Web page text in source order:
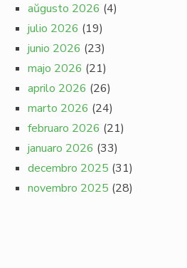
aŭgusto 2026 (4)
julio 2026 (19)
junio 2026 (23)
majo 2026 (21)
aprilo 2026 (26)
marto 2026 (24)
februaro 2026 (21)
januaro 2026 (33)
decembro 2025 (31)
novembro 2025 (28)